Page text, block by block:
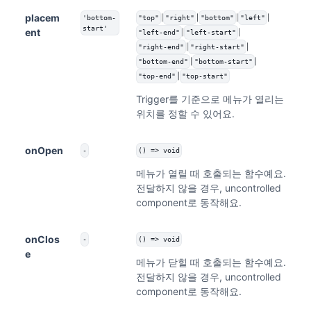
placem
ent
'bottom-
start'
"top" "right" "bottom" "left"
"left-end" "left-start"
"right-end" "right-start"
"bottom-end" "bottom-start"
"top-end" "top-start"
Trigger를 기준으로 메뉴가 열리는
위치를 정할 수 있어요.
onOpen - () => void
메뉴가 열릴 때 호출되는 함수예요.
전달하지 않을 경우, uncontrolled
component로 동작해요.
onClos
e
- () => void
메뉴가 닫힐 때 호출되는 함수예요.
전달하지 않을 경우, uncontrolled
component로 동작해요.